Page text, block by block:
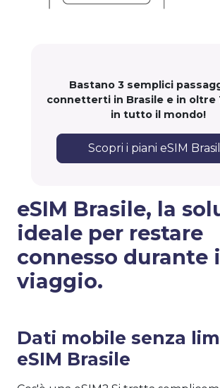
Bastano 3 semplici
connetterti in Brasile e in oltre
in tutto il mondo!
Scopri i piani eSIM
eSIM Brasile, la
ideale per restare
connesso durante
viaggio.
Dati mobile senza
eSIM Brasile